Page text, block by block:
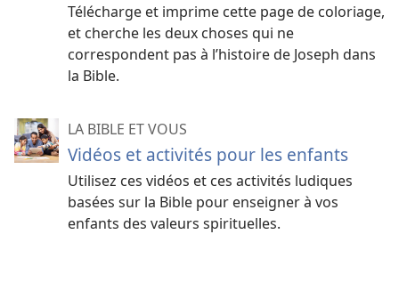
Télécharge et imprime cette page de coloriage,
et cherche les deux choses qui ne
correspondent pas à l’histoire de Joseph dans
la Bible.
LA BIBLE ET VOUS
Vidéos et activités pour les enfants
Utilisez ces vidéos et ces activités ludiques
basées sur la Bible pour enseigner à vos
enfants des valeurs spirituelles.